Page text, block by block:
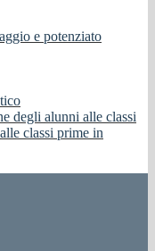
e potenziato
degli alunni alle classi
classi prime in